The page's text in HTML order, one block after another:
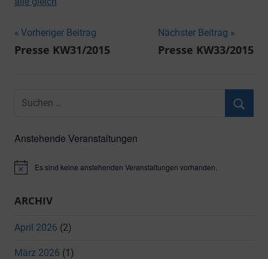
Beitragsnavigation
Vorheriger Beitrag
Presse KW31/2015
Nächster Beitrag
Presse KW33/2015
Suchen
Anstehende Veranstaltungen
HinweisEs sind keine anstehenden Veranstaltungen vorhanden.
ARCHIV
April 2026 (2)
März 2026 (1)